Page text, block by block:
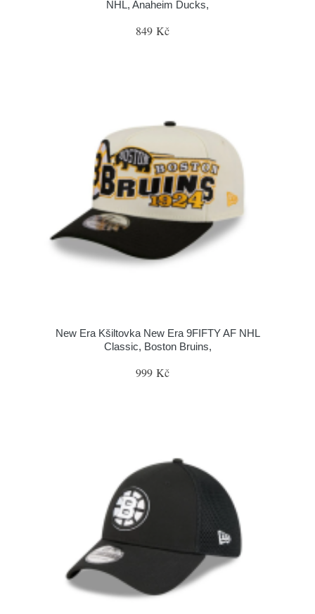
NHL, Anaheim Ducks,
849 Kč
New Era Kšiltovka New Era 9FIFTY AF NHL
Classic, Boston Bruins,
999 Kč